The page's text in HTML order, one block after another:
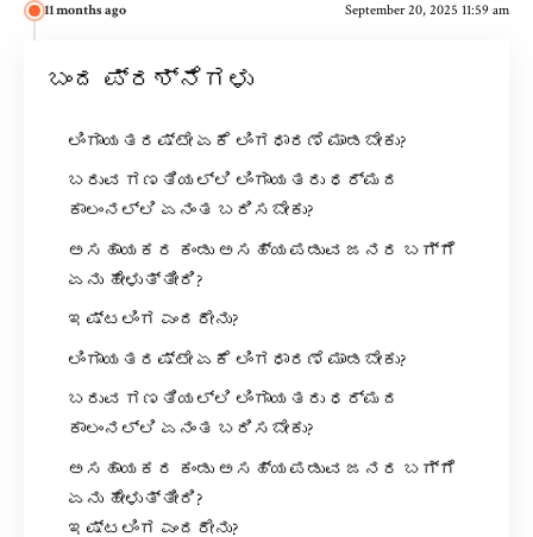
11 months ago September 20, 2025 11:59 am
ಬಂದ ಪ್ರಶ್ನೆಗಳು
ಲಿಂಗಾಯತರಷ್ಟೇ ಏಕೆ ಲಿಂಗಧಾರಣೆ ಮಾಡಬೇಕು?
ಬರುವ ಗಣತಿಯಲ್ಲಿ ಲಿಂಗಾಯತರು ಧರ್ಮದ
ಕಾಲಂನಲ್ಲಿ ಏನಂತ ಬರಿಸಬೇಕು?
ಅಸಹಾಯಕರ ಕಂಡು ಅಸಹ್ಯಪಡುವ ಜನರ ಬಗ್ಗೆ
ಏನು ಹೇಳುತ್ತೀರಿ?
ಇಷ್ಟಲಿಂಗ ಎಂದರೇನು?
ಲಿಂಗಾಯತರಷ್ಟೇ ಏಕೆ ಲಿಂಗಧಾರಣೆ ಮಾಡಬೇಕು?
ಬರುವ ಗಣತಿಯಲ್ಲಿ ಲಿಂಗಾಯತರು ಧರ್ಮದ
ಕಾಲಂನಲ್ಲಿ ಏನಂತ ಬರಿಸಬೇಕು?
ಅಸಹಾಯಕರ ಕಂಡು ಅಸಹ್ಯಪಡುವ ಜನರ ಬಗ್ಗೆ
ಏನು ಹೇಳುತ್ತೀರಿ?
ಇಷ್ಟಲಿಂಗ ಎಂದರೇನು?